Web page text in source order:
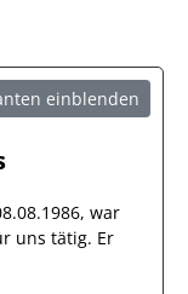
einblenden
, war
uns tätig. Er